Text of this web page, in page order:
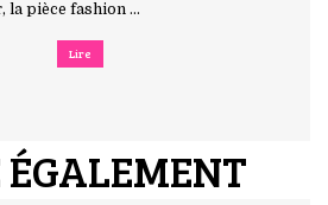
la pièce fashion ...
Lire